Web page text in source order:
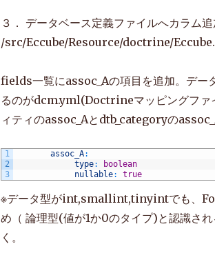
３． データベース定義ファイルへカラム追
/src/Eccube/Resource/doctrine/
fields一覧にassoc_Aの項目を追加。デー
るのがdcm.yml(Doctrineマッピングファ
ィティのassoc_Aとdtb_categoryの
1
2
3
assoc_A:
type:
boolean
nullable: true
※データ型がint,smallint,tinyintでも、
め（ 論理型(値が1か0のタイプ)と認識さ
く。